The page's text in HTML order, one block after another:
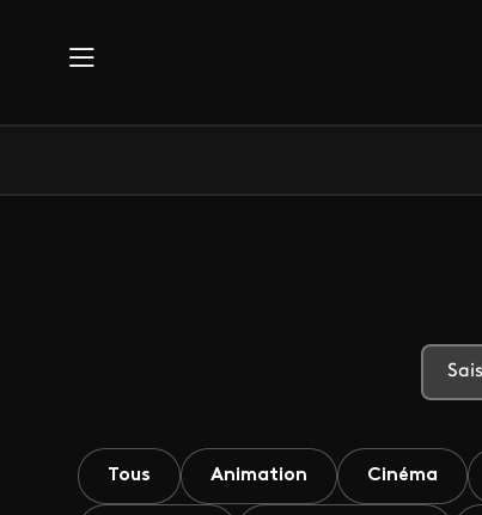
Tous Animation Cinéma